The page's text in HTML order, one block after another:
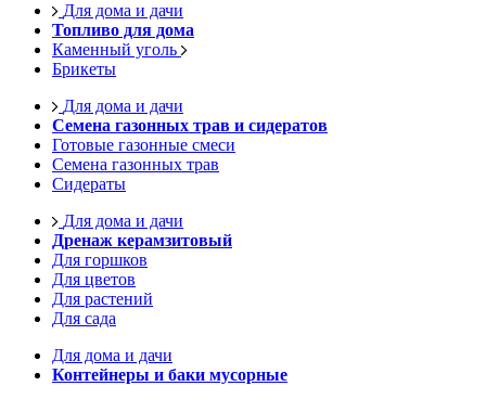
Для дома и дачи
Топливо для дома
Каменный уголь
Брикеты
Для дома и дачи
Семена газонных трав и сидератов
Готовые газонные смеси
Семена газонных трав
Сидераты
Для дома и дачи
Дренаж керамзитовый
Для горшков
Для цветов
Для растений
Для сада
Для дома и дачи
Контейнеры и баки мусорные